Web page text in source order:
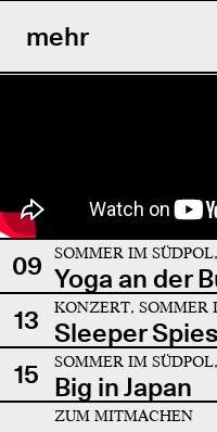
mehr
09 SOMMER IM
Yoga an der
13
KONZERT, SOMMER
Sleeper Spies
15
SOMMER IM
Big in Japan
ZUM MITMACHEN